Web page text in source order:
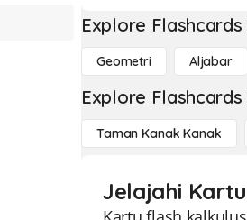
Explore
Geometri Aljabar
Explore
Taman Kanak Kanak
Jelajahi